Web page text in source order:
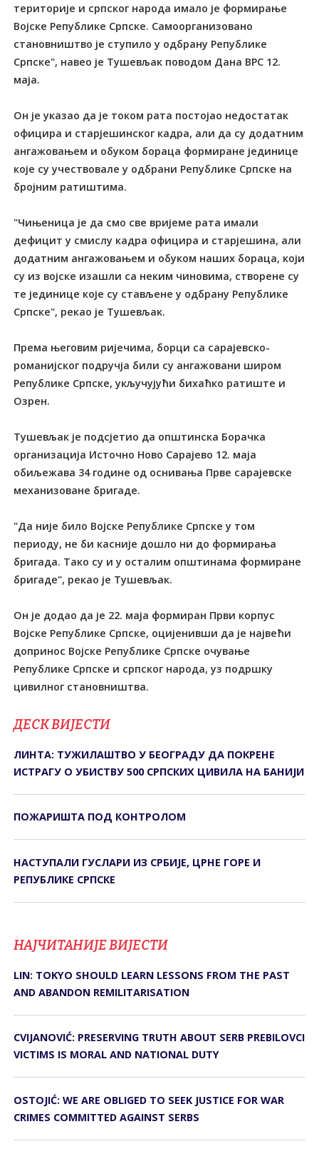
територије и српског народа имало је формирање
Војске Републике Српске. Самоорганизовано
становништво је ступило у одбрану Републике
Српске", навео је Тушевљак поводом Дана ВРС 12.
маја.
Он је указао да је током рата постојао недостатак
официра и старјешинског кадра, али да су додатним
ангажовањем и обуком бораца формиране јединице
које су учествовале у одбрани Републике Српске на
бројним ратиштима.
"Чињеница је да смо све вријеме рата имали
дефицит у смислу кадра официра и старјешина, али
додатним ангажовањем и обуком наших бораца, који
су из војске изашли са неким чиновима, створене су
те јединице које су стављене у одбрану Републике
Српске", рекао је Тушевљак.
Према његовим ријечима, борци са сарајевско-
романијског подручја били су ангажовани широм
Републике Српске, укључујући бихаћко ратиште и
Озрен.
Тушевљак је подсјетио да општинска Борачка
организација Источно Ново Сарајево 12. маја
обиљежава 34 године од оснивања Прве сарајевске
механизоване бригаде.
"Да није било Војске Републике Српске у том
периоду, не би касније дошло ни до формирања
бригада. Тако су и у осталим општинама формиране
бригаде", рекао је Тушевљак.
Он је додао да је 22. маја формиран Први корпус
Војске Републике Српске, оцијенивши да је највећи
допринос Војске Републике Српске очување
Републике Српске и српског народа, уз подршку
цивилног становништва.
ДЕСК ВИЈЕСТИ
ЛИНТА: ТУЖИЛАШТВО У БЕОГРАДУ ДА ПОКРЕНЕ
ИСТРАГУ О УБИСТВУ 500 СРПСКИХ ЦИВИЛА НА БАНИЈИ
ПОЖАРИШТА ПОД КОНTРОЛОМ
НАСТУПАЛИ ГУСЛАРИ ИЗ СРБИЈЕ, ЦРНЕ ГОРЕ И
РЕПУБЛИКЕ СРПСКЕ
НАЈЧИТАНИЈЕ ВИЈЕСТИ
LIN: TOKYO SHOULD LEARN LESSONS FROM THE PAST
AND ABANDON REMILITARISATION
CVIJANOVIĆ: PRESERVING TRUTH ABOUT SERB PREBILOVCI
VICTIMS IS MORAL AND NATIONAL DUTY
OSTOJIĆ: WE ARE OBLIGED TO SEEK JUSTICE FOR WAR
CRIMES COMMITTED AGAINST SERBS